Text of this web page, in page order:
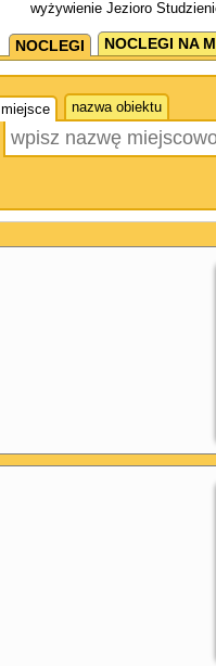
wyżywienie Jezioro
NOCLEGI NOCLEGI NA
miejsce nazwa obiektu